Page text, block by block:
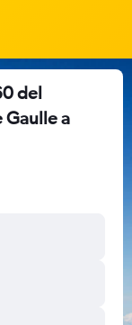
del
Gaulle a